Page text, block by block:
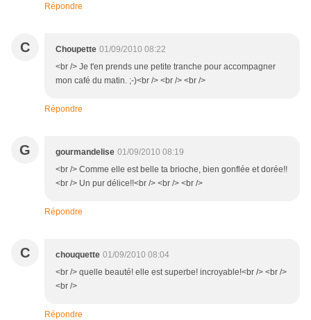
Répondre
C Choupette 01/09/2010 08:22
<br /> Je t'en prends une petite tranche pour accompagner
mon café du matin. ;-)<br /> <br /> <br />
Répondre
G gourmandelise 01/09/2010 08:19
<br /> Comme elle est belle ta brioche, bien gonflée et dorée!!
<br /> Un pur délice!!<br /> <br /> <br />
Répondre
C chouquette 01/09/2010 08:04
<br /> quelle beauté! elle est superbe! incroyable!<br /> <br />
<br />
Répondre